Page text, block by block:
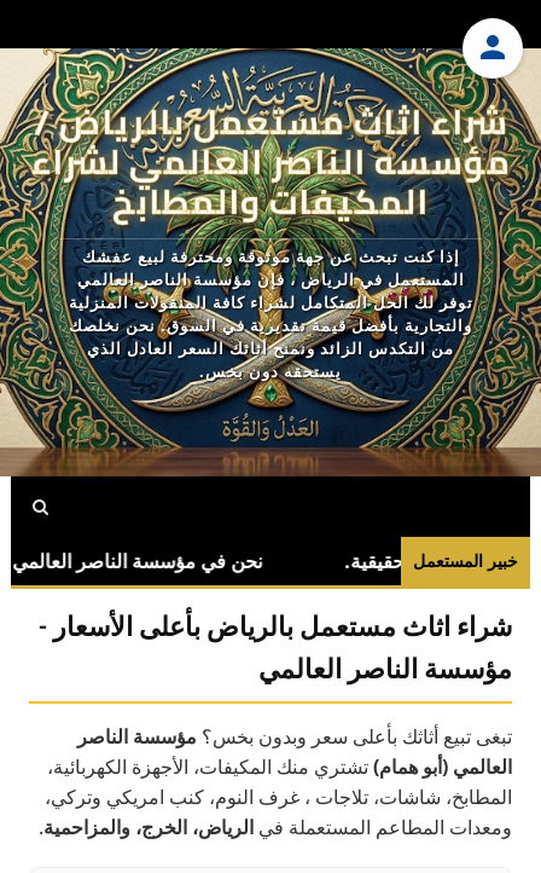
شراء اثاث مستعمل بالرياض /
مؤسسه الناصر العالمي لشراء
المكيفات والمطابخ
إذا كنت تبحث عن جهة موثوقة ومحترفة لبيع عفشك
المستعمل في الرياض ، فإن مؤسسة الناصر العالمي
توفر لك الحل المتكامل لشراء كافة المنقولات المنزلية
والتجارية بأفضل قيمة تقديرية في السوق. نحن نخلصك
من التكدس الزائد ونمنح أثاثك السعر العادل الذي
يستحقه دون بخس.
خبير المستعمل
شراء اثاث مستعمل بالرياض بأعلى الأسعار -
مؤسسة الناصر العالمي
تبغى تبيع أثاثك بأعلى سعر وبدون بخس؟ مؤسسة الناصر
العالمي (أبو همام)تشتري منك المكيفات، الأجهزة الكهربائية،
المطابخ، شاشات، تلاجات ، غرف النوم، كنب امريكي وتركي،
ومعدات المطاعم المستعملة في الرياض، الخرج، والمزاحمية.